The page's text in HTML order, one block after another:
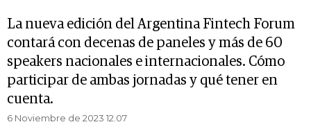
La nueva edición del Argentina Fintech Forum
contará con decenas de paneles y más de 60
speakers nacionales e internacionales. Cómo
participar de ambas jornadas y qué tener en
cuenta.
6 Noviembre de 2023 12.07